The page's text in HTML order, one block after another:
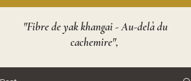
"Fibre de yak khangai - Au-delà du
cachemire",